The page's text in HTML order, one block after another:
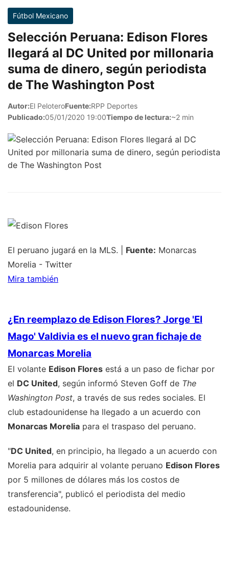
Fútbol Mexicano
Selección Peruana: Edison Flores
llegará al DC United por millonaria
suma de dinero, según periodista
de The Washington Post
Autor:El PeloteroFuente:RPP Deportes
Publicado:05/01/2020 19:00Tiempo de lectura:~2 min
El peruano jugará en la MLS. | Fuente: Monarcas
Morelia - Twitter
Mira también
¿En reemplazo de Edison Flores? Jorge 'El
Mago' Valdivia es el nuevo gran fichaje de
Monarcas Morelia
El volante Edison Flores está a un paso de fichar por
el DC United, según informó Steven Goff de The
Washington Post, a través de sus redes sociales. El
club estadounidense ha llegado a un acuerdo con
Monarcas Morelia para el traspaso del peruano.
"DC United, en principio, ha llegado a un acuerdo con
Morelia para adquirir al volante peruano Edison Flores
por 5 millones de dólares más los costos de
transferencia", publicó el periodista del medio
estadounidense.